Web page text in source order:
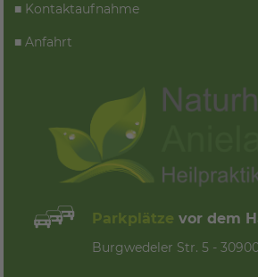
■ Kontaktaufnahme
■Anfahrt
Parkplätzevor dem
Burgwedeler Str. 5 -